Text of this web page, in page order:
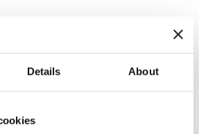
Details About